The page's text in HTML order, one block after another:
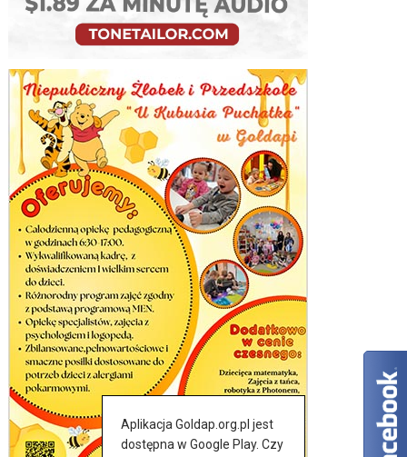
Aplikacja Goldap.org.pl jest
dostępna w Google Play. Czy